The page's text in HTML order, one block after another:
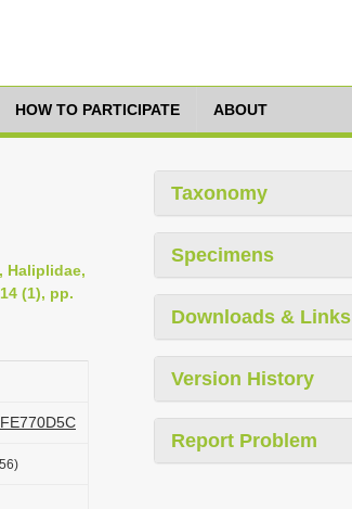
HOW TO PARTICIPATE ABOUT
Haliplidae,
(1), pp.
Taxonomy
Specimens
Downloads & Links
Version History
Report Problem